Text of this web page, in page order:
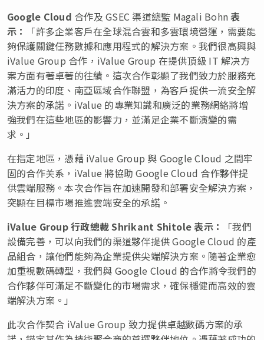
Google Cloud 合作及 GSEC 渠道總監 Magali Bohn表
示：
「許多企業客戶在全球混合雲和多雲環境營運，需要能
夠保護關鍵任務數據和應用程式的解決方案。我們很高興與
iValue Group 合作，iValue Group 在提供頂級 IT 解决方
案方面有著卓著的往績。這次合作彰顯了我們致力於服務充
滿活力的印度、南亞區域合作聯盟，為客戶提供一流安全解
決方案的承諾。iValue 的專業知識和廣泛的業務網絡將增
強我們在這些地區的影響力，並滿足企業不斷演變的需
求。」
在指定地區，憑藉 iValue Group 與 Google Cloud 之間牢
固的合作关系，iValue 將協助 Google Cloud 合作夥伴提
供雲端服務。本次合作旨在加速開發和部署安全解決方案，
突顯在目標市場推進雲端安全的承諾。
iValue Group行政總裁Shrikant Shitole表示：
「我們
設備完善，可以向我們的渠道夥伴提供 Google Cloud 的產
品組合，讓他們能夠為企業提供尖端解決方案。隨著企業愈
加重視數碼轉型，我們與 Google Cloud 的合作將令我們的
合作夥伴可滿足不斷變化的市場需求，確保穩健而高效的雲
端解決方案。」
此次合作契合 iValue Group 致力提供卓越數碼方案的承